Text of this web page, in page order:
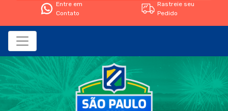
Entre em
Contato
Rastreie seu
Pedido